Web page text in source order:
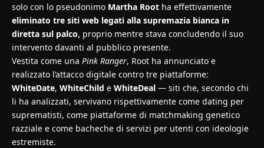
solo con lo pseudonimo Martha Root ha effettivamente
eliminato tre siti web legati alla supremazia bianca in
diretta sul palco, proprio mentre stava concludendo il suo
intervento davanti al pubblico presente.
Vestita come una Pink Ranger, Root ha annunciato e
realizzato l’attacco digitale contro tre piattaforme:
WhiteDate, WhiteChild e WhiteDeal — siti che, secondo chi
li ha analizzati, servivano rispettivamente come dating per
suprematisti, come piattaforme di matchmaking genetico
razziale e come bacheche di servizi per utenti con ideologie
estremiste.